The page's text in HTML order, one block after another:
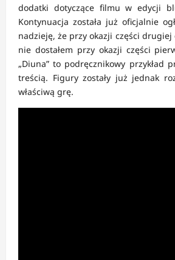
dodatki dotyczące filmu w edycji
Kontynuacja została już oficjalnie
nadzieję, że przy okazji części
nie dostałem przy okazji części
„Diuna” to podręcznikowy przykład
treścią. Figury zostały już jednak
właściwą grę.